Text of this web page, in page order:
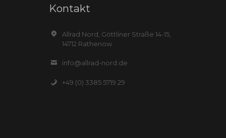
Kontakt
Allrad Nord, Göttliner Straße 14-15,
14712 Rathenow
info@allrad-nord.de
+49 (0) 3385 5719 29